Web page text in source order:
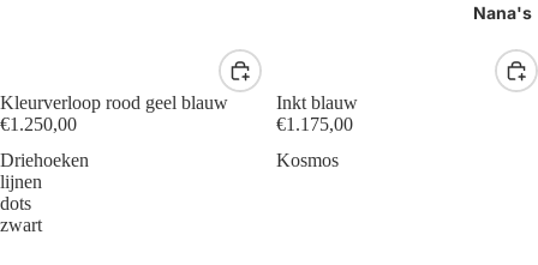
Nana's
Kleurverloop rood geel blauw
€1.250,00
Inkt blauw
€1.175,00
Driehoeken
lijnen
dots
zwart
Kosmos